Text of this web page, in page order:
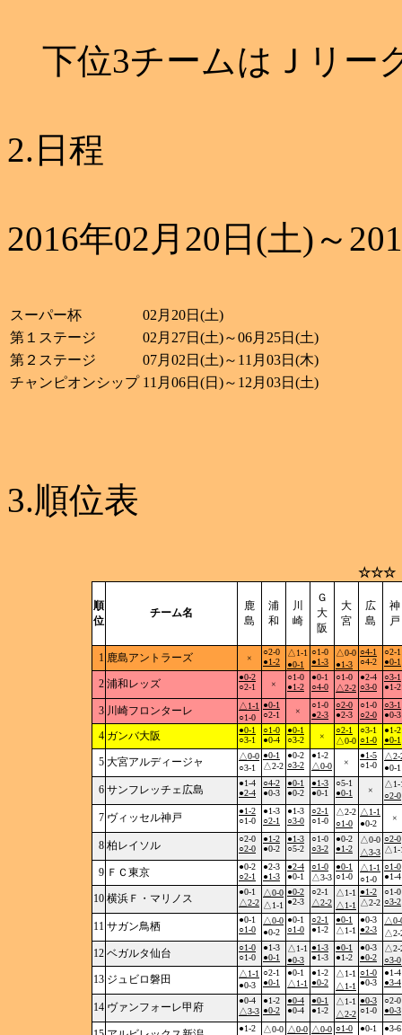
下位3チームはＪリー
2.日程
2016年02月20日(土)～
スーパー杯
02月20日(土)
第１ステージ
02月27日(土)～06月25日(土)
第２ステージ
07月02日(土)～11月03日(木)
チャンピオンシップ 11月06日(日)～12月03日(土)
3.順位表
☆☆☆
順
位
チーム名
鹿
島
浦
和
川
崎
Ｇ
大
阪
大
宮
広
島
神
戸
1 鹿島アントラーズ ×
○2-0
●1-2
△1-1
●0-1
○1-0
●1-3
△0-0
●1-3
○4-1
○4-2
○2-1
●0-1
2 浦和レッズ
●0-2
○2-1
×
○1-0
●1-2
●0-1
○4-0
○1-0
△2-2
●2-4
○3-0
○3-1
●1-2
3 川崎フロンターレ
△1-1
○1-0
●0-1
○2-1
×
○1-0
●2-3
○2-0
●2-3
○1-0
○2-0
○3-1
●0-3
4 ガンバ大阪
●0-1
○3-1
○1-0
●0-4
●0-1
○3-2
×
○2-1
△0-0
○3-1
○1-0
●1-2
●0-1
5 大宮アルディージャ
△0-0
○3-1
●0-1
△2-2
●0-2
○3-2
●1-2
△0-0
×
●1-5
○1-0
△2-
●0-1
6 サンフレッチェ広島
●1-4
●2-4
○4-2
●0-3
●0-1
●0-2
●1-3
●0-1
○5-1
●0-1
×
△1-
○2-0
7 ヴィッセル神戸
●1-2
○1-0
●1-3
○2-1
●1-3
○3-0
○2-1
○1-0
△2-2
○1-0
△1-1
●0-2
×
8 柏レイソル
○2-0
○2-0
●1-2
●0-2
●1-3
○5-2
○1-0
○3-2
●0-2
●1-2
△0-0
△3-3
○2-0
△1-
9 ＦＣ東京
●0-2
○2-1
●2-3
●1-3
●2-4
●0-1
○1-0
△3-3
●0-1
○1-0
△1-1
○1-0
○1-0
●1-4
10 横浜Ｆ・マリノス
●0-1
△2-2
△0-0
△1-1
●0-2
●2-3
○2-1
△2-2
△1-1
△1-1
●1-2
△2-2
○1-0
○3-2
11 サガン鳥栖
●0-1
○1-0
△0-0
●0-2
●0-1
○1-0
○2-1
●1-2
●0-1
△1-1
●0-3
●2-3
△0-
△2-
12 ベガルタ仙台
○1-0
○1-0
●1-3
●0-1
△1-1
●0-3
●1-3
●1-3
●0-1
●1-2
●0-3
●0-2
△2-
○3-0
13 ジュビロ磐田
△1-1
●0-3
○2-1
●0-1
●0-1
△1-1
●1-2
●0-2
△1-1
△1-1
○1-0
●0-3
●1-4
●3-4
14 ヴァンフォーレ甲府
●0-4
△3-3
●1-2
●0-2
●0-4
●0-4
●0-1
●1-2
△1-1
△2-2
●0-3
○1-0
○2-0
●0-3
●1-2
△0-0 △0-0 △0-0 ○1-0
●0-1
●3-6